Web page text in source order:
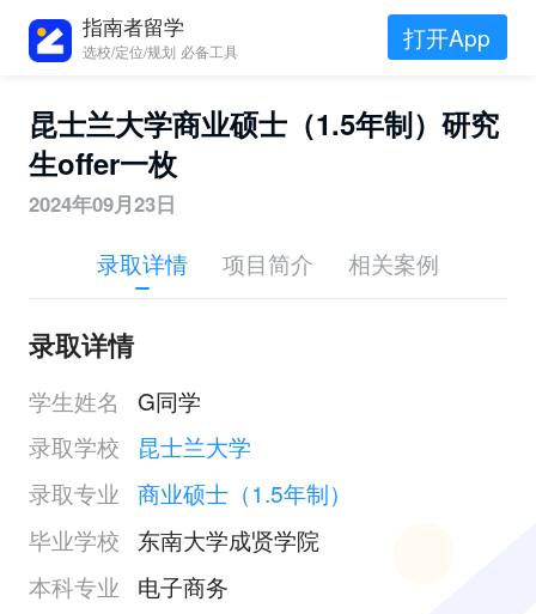
指南者留学
选校/定位/规划 必备工具 打开App
昆士兰大学商业硕士（1.5年制）研究
生offer一枚
2024年09月23日
录取详情 项目简介 相关案例
录取详情
学生姓名
G同学
录取学校
昆士兰大学
录取专业 商业硕士（1.5年制）
毕业学校
东南大学成贤学院
本科专业
电子商务